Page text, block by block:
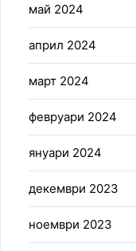
май 2024
април 2024
март 2024
февруари 2024
януари 2024
декември 2023
ноември 2023